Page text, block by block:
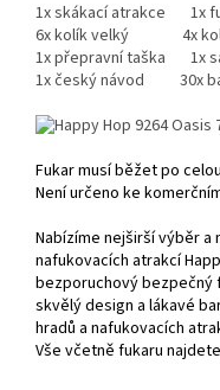
1x skákací atrakce 1x
6x kolík velký 4x
1x přepravní taška 1x
1x český návod 30x
Fukar musí běžet po
Není určeno ke
Nabízíme nejširší výběr
nafukovacích atrakcí
bezporuchový
skvělý design a lákavé
hradů a nafukovacích
Vše včetně fukaru